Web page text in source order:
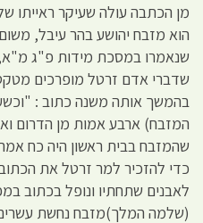
מן הכתבה עולה שעיקר
הוא מזבח יהושע בהר עיבל,
שנאמרו במסכת מידות פ"ג מ"א,
שדברי אדם זרטל מופרכים
בהמשך אותה משנה כתוב :
המזבח) ארבע אמות מן הדרום
שהמזבח בבית ראשון היה כח
כדי להזכיר למר זרטל את
לאבנים שתחתיו ונופל בכתוב
(שלמה המלך)מזבח נחשת